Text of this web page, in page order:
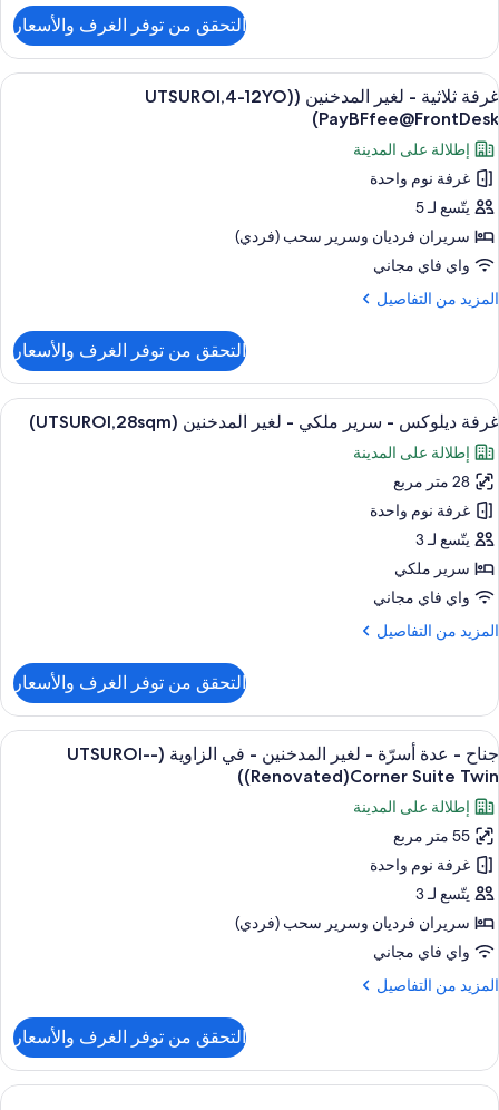
غرفة
عادية
لاثنين
-
المدخنين
(UTSUROI,4-
12YO
PayBFfee@FrontDesk)
التحقق من توفر الغرف والأسعار
استعراض
جميع
صور
غرفة
ثلاثية
-
لغير
المدخنين
((UTSUROI,4-
12YO
أغطية فراش متميزة وخزنة داخل الغرفة
6
غرفة ثلاثية - لغير المدخنين ((UTSUROI,4-12YO
PayBFfee@FrontDesk)
إطلالة على المدينة
غرفة نوم واحدة
يتّسع لـ 5
سريران فرديان‫‬ وسرير سحب (فردي)
واي فاي مجاني
المزيد من التفاصيل
المزيد
غرفة
ثلاثية
-
لغير
المدخنين
((UTSUROI,4-
12YO
PayBFfee@FrontDesk)
التحقق من توفر الغرف والأسعار
استعراض
جميع
صور
غرفة
ديلوكس
-
سرير
ملكي
لغير
أغطية فراش متميزة وخزنة داخل الغرفة
4
غرفة ديلوكس - سرير ملكي - لغير المدخنين (UTSUROI,28sqm)
إطلالة على المدينة
28 متر مربع
غرفة نوم واحدة
يتّسع لـ 3
سرير ملكي
واي فاي مجاني
المزيد من التفاصيل
المزيد
غرفة
ديلوكس
-
سرير
-
لغير
المدخنين
التحقق من توفر الغرف والأسعار
استعراض
جميع
صور
جناح
-
عدة
أسرّة
-
لغير
المدخنين
-
(-
UTSUROI-
أغطية فراش متميزة وخزنة داخل الغرفة
6
جناح - عدة أسرّة - لغير المدخنين - في الزاوية (-UTSUROI-
(Renovated)Corner Suite Twin)
إطلالة على المدينة
55 متر مربع
غرفة نوم واحدة
يتّسع لـ 3
سريران فرديان‫‬ وسرير سحب (فردي)
واي فاي مجاني
المزيد من التفاصيل
المزيد
جناح
عدة
التحقق من توفر الغرف والأسعار